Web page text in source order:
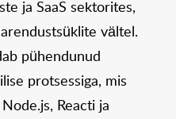
ja SaaS sektorites,
vältel.
pühendunud
protsessiga, mis
Reacti ja